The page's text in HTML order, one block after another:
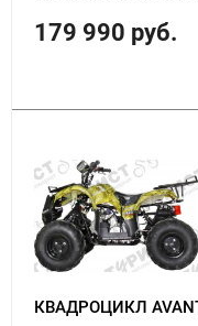
179 990 руб.
КВАДРОЦИКЛ